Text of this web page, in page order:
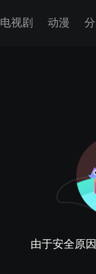
电视剧 动漫
由于安全原